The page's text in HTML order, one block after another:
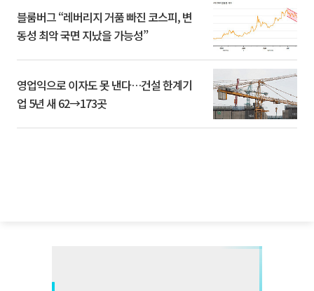
블룸버그 “레버리지 거품 빠진 코스피, 변
동성 최악 국면 지났을 가능성”
영업익으로 이자도 못 낸다…건설 한계기
업 5년 새 62→173곳